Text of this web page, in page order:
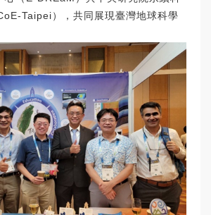
Taipei），共同展現臺灣地球科學